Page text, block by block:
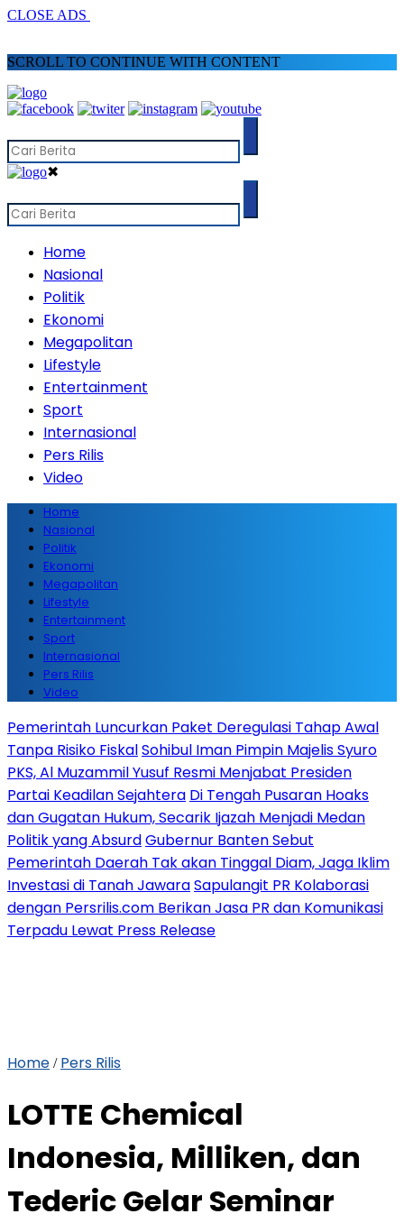
CLOSE ADS
SCROLL TO CONTINUE WITH CONTENT
✖
Home
Nasional
Politik
Ekonomi
Megapolitan
Lifestyle
Entertainment
Sport
Internasional
Pers Rilis
Video
Home
Nasional
Politik
Ekonomi
Megapolitan
Lifestyle
Entertainment
Sport
Internasional
Pers Rilis
Video
Pemerintah Luncurkan Paket Deregulasi Tahap Awal
Tanpa Risiko FiskalSohibul Iman Pimpin Majelis Syuro
PKS, Al Muzammil Yusuf Resmi Menjabat Presiden
Partai Keadilan Sejahtera Di Tengah Pusaran Hoaks
dan Gugatan Hukum, Secarik Ijazah Menjadi Medan
Politik yang AbsurdGubernur Banten Sebut
Pemerintah Daerah Tak akan Tinggal Diam, Jaga Iklim
Investasi di Tanah JawaraSapulangit PR Kolaborasi
dengan Persrilis.com Berikan Jasa PR dan Komunikasi
Terpadu Lewat Press Release
Home / Pers Rilis
LOTTE Chemical
Indonesia, Milliken, dan
Tederic Gelar Seminar